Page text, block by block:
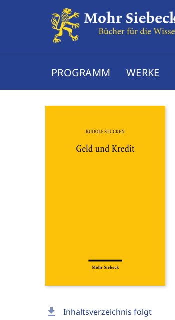
PROGRAMM WERKE
download Inhaltsverzeichnis folgt